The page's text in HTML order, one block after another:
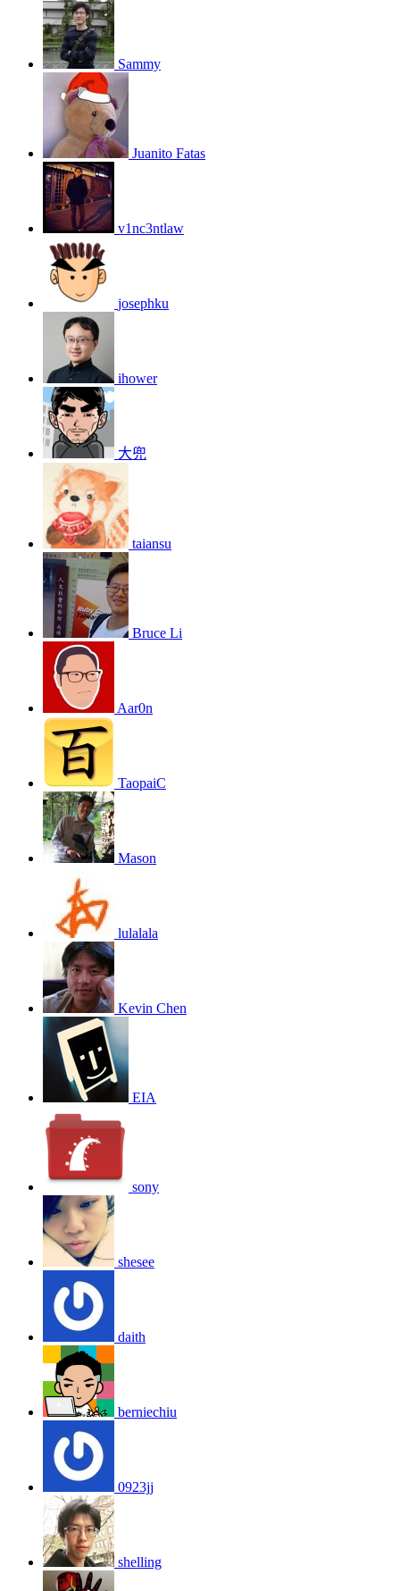
Sammy
Juanito Fatas
v1nc3ntlaw
josephku
ihower
大兜
taiansu
Bruce Li
Aar0n
TaopaiC
Mason
lulalala
Kevin Chen
EIA
sony
shesee
daith
berniechiu
0923jj
shelling